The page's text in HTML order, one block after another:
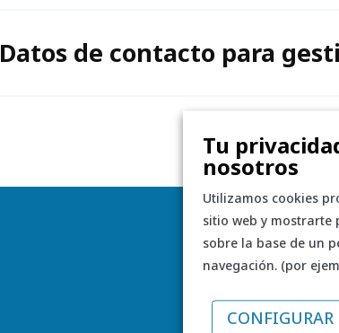
Datos de contacto para
Tu
nosotros
Utilizamos cookies
sitio web y mostrarte
sobre la base de un
navegación. (por
CONFIGURAR